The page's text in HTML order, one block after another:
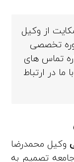
از وکیل
تخصصی
تماس های
88663925-88663926-88663927 با ما در ارتباط
وکیل محمدرضا
جامعه تصمیم به